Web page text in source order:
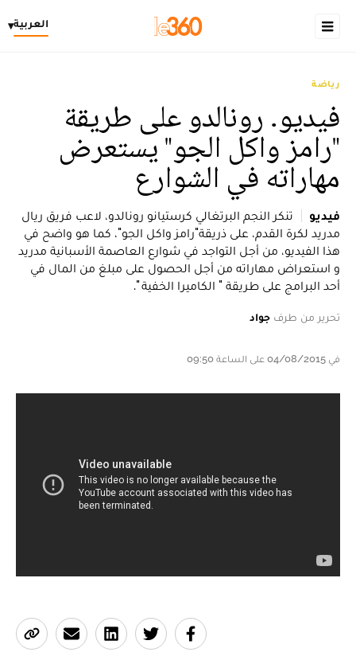
العربية▾
رياضة
فيديو. رونالدو على طريقة
"رامز واكل الجو" يستعرض
مهاراته في الشوارع
فيديو
تنكر النجم البرتغالي كرستيانو رونالدو، لاعب فريق ريال
مدريد لكرة القدم، على ذريقة"رامز واكل الجو"، كما هو واضح في
هذا الفيديو، من أجل التواجد في شوارع العاصمة الأسبانية مدريد
و استعراض مهاراته من أجل الحصول على مبلغ من المال في
أحد البرامج على طريقة " الكاميرا الخفية ".
تحرير من طرف جواد
في 04/08/2015 على الساعة 09:50